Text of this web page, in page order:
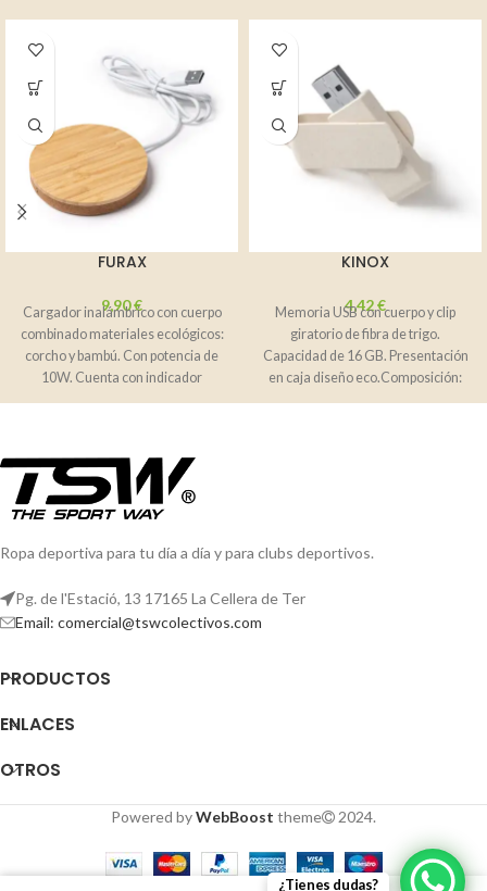
FURAX
9,90€
Cargador inalámbrico con cuerpo
combinado materiales ecológicos:
corcho y bambú. Con potencia de
10W. Cuenta con indicador
luminoso de carga.
KINOX
4,42€
Memoria USB con cuerpo y clip
giratorio de fibra de trigo.
Capacidad de 16 GB. Presentación
en caja diseño eco.Composición:
Ropa deportiva para tu día a día y para clubs deportivos.
Pg. de l'Estació, 13 17165 La Cellera de Ter
Email: comercial@tswcolectivos.com
PRODUCTOS
ENLACES
OTROS
Powered byWebBoost theme 2024.
¿Tienes dudas?